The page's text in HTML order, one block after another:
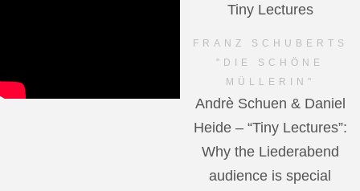
Tiny Lectures
FRANZ SCHUBERTS
"DIE SCHÖNE
MÜLLERIN"
Andrè Schuen & Daniel
Heide – “Tiny Lectures”:
Why the Liederabend
audience is special